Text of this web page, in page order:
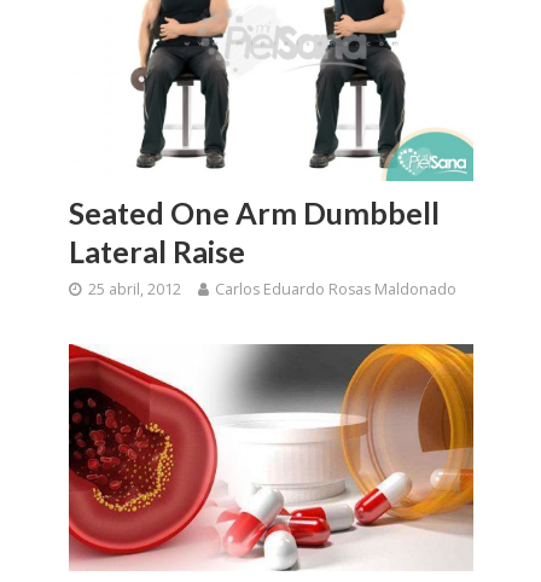
Seated One Arm Dumbbell
Lateral Raise
25 abril, 2012 Carlos Eduardo Rosas Maldonado